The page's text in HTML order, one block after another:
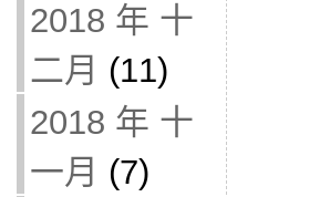
2018 年 十
二月 (11)
2018 年 十
一月 (7)